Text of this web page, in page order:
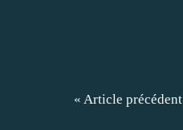
« Article précédent